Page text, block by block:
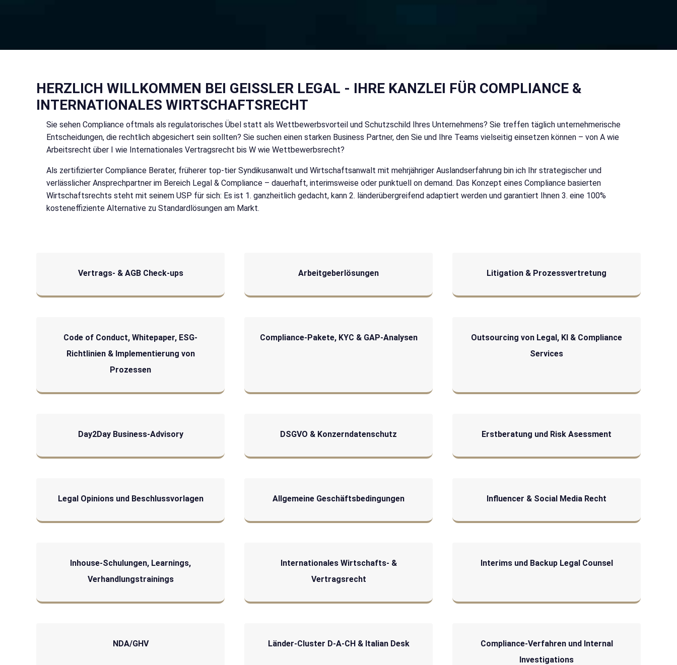
HERZLICH WILLKOMMEN BEI GEISSLER LEGAL - IHRE KANZLEI FÜR COMPLIANCE & I
NTERNATIONALES WIRTSCHAFTSRECHT
Sie sehen Compliance oftmals als regulatorisches Übel statt als Wettbewerbsvorteil und Schutzschild Ihres Unternehmens? Sie treffen täglich unternehmerische
Entscheidungen, die rechtlich abgesichert sein sollten? Sie suchen einen starken Business Partner, den Sie und Ihre Teams vielseitig einsetzen können – von A wie
Arbeitsrecht über I wie Internationales Vertragsrecht bis W wie Wettbewerbsrecht?
Als zertifizierter Compliance Berater, früherer top-tier Syndikusanwalt und Wirtschaftsanwalt mit mehrjähriger Auslandserfahrung bin ich Ihr strategischer und
verlässlicher Ansprechpartner im Bereich Legal & Compliance – dauerhaft, interimsweise oder punktuell on demand. Das Konzept eines Compliance basierten
Wirtschaftsrechts steht mit seinem USP für sich: Es ist 1. ganzheitlich gedacht, kann 2. länderübergreifend adaptiert werden und garantiert Ihnen 3. eine 100%
kosteneffiziente Alternative zu Standardlösungen am Markt.
Vertrags- & AGB Check-ups Arbeitgeberlösungen Litigation & Prozessvertretung
Code of Conduct, Whitepaper, ESG-
Richtlinien & Implementierung von
Prozessen
Compliance-Pakete, KYC & GAP-Analysen
Outsourcing von Legal, KI & Compliance
Services
Day2Day Business-Advisory DSGVO & Konzerndatenschutz Erstberatung und Risk Asessment
Legal Opinions und Beschlussvorlagen Allgemeine Geschäftsbedingungen Influencer & Social Media Recht
Inhouse-Schulungen, Learnings,
Verhandlungstrainings
Internationales Wirtschafts- &
Vertragsrecht
Interims und Backup Legal Counsel
NDA/GHV Länder-Cluster D-A-CH & Italian Desk
Compliance-Verfahren und Internal
Investigations